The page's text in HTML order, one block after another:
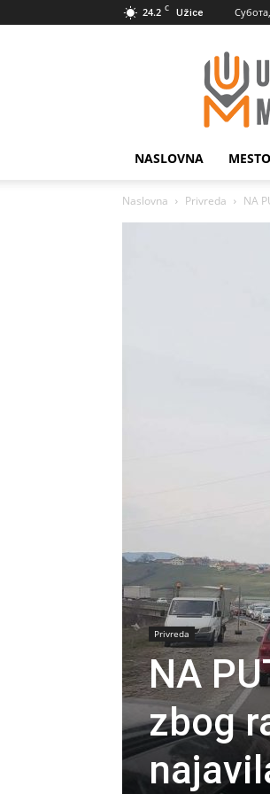
24.2 C Užice
NASLOVNA MESTO
Naslovna Privreda NA
Privreda
NA
zbog